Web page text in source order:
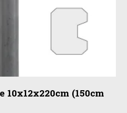
10x12x220cm (150cm